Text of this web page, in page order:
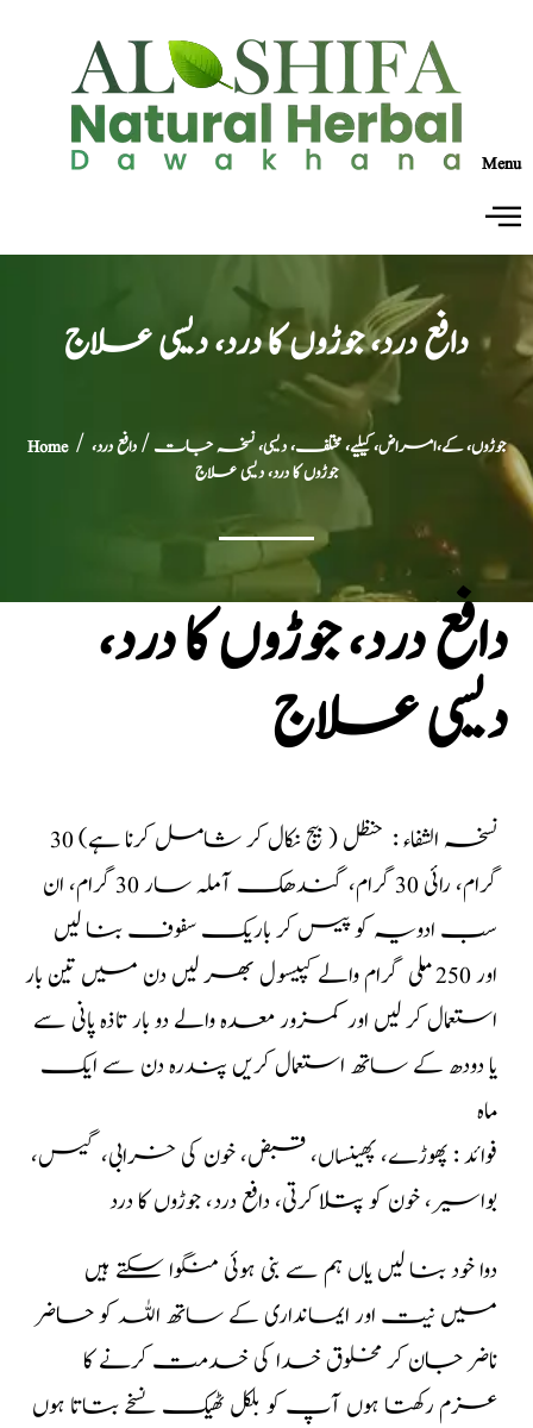
Menu
دافع درد، جوڑوں کا درد، دیسی علاج
Home/ جوڑوں، کے،امراض، کیلیے، مختلف، دیسی، نسخہ جات / دافع درد،
جوڑوں کا درد، دیسی علاج
دافع درد، جوڑوں کا درد،
دیسی علاج
نسخہ الشفاء : حنظل ( بیج نکال کر شامل کرنا ہے) 30
گرام، رائی 30 گرام، گندھک آملہ سار 30 گرام، ان
سب ادویہ کو پیس کر باریک سفوف بنا لیں
اور 250 ملی گرام والے کپیسول بھر لیں دن میں تین بار
استعمال کر لیں اور کمزور معدہ والے دو بار تاذہ پانی سے
یا دودھ کے ساتھ استعمال کریں پندرہ دن سے ایک
ماہ
فوائد : پھوڑے، پھینساں، قبض، خون کی خرابی، گیس،
بواسیر، خون کو پتلا کرتی، دافع درد، جوڑوں کا درد
دوا خود بنا لیں یاں ہم سے بنی ہوئی منگوا سکتے ہیں
میں نیت اور ایمانداری کے ساتھ اللہ کو حاضر
ناضر جان کر مخلوق خدا کی خدمت کرنے کا
عزم رکھتا ہوں آپ کو بلکل ٹھیک نسخے بتاتا ہوں